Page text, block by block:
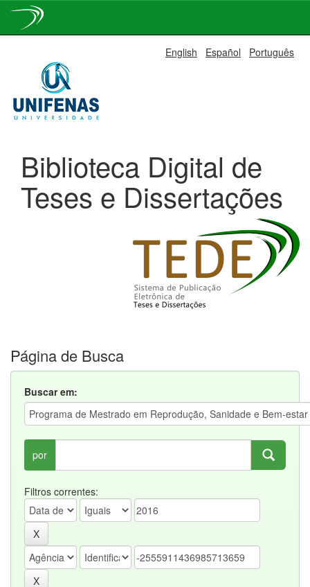
navigation
English Español Português
Biblioteca Digital de
Teses e Dissertações
Página de Busca
Buscar em:
por
Filtros correntes: